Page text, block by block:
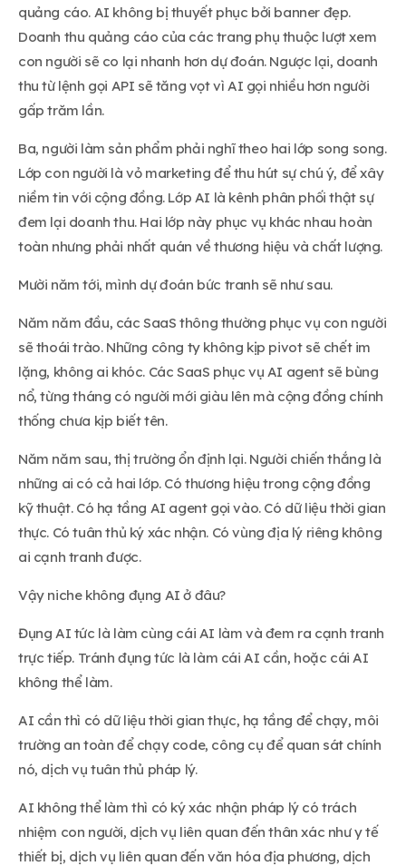
quảng cáo. AI không bị thuyết phục bởi banner đẹp.
Doanh thu quảng cáo của các trang phụ thuộc lượt xem
con người sẽ co lại nhanh hơn dự đoán. Ngược lại, doanh
thu từ lệnh gọi API sẽ tăng vọt vì AI gọi nhiều hơn người
gấp trăm lần.
Ba, người làm sản phẩm phải nghĩ theo hai lớp song song.
Lớp con người là vỏ marketing để thu hút sự chú ý, để xây
niềm tin với cộng đồng. Lớp AI là kênh phân phối thật sự
đem lại doanh thu. Hai lớp này phục vụ khác nhau hoàn
toàn nhưng phải nhất quán về thương hiệu và chất lượng.
Mười năm tới, mình dự đoán bức tranh sẽ như sau.
Năm năm đầu, các SaaS thông thường phục vụ con người
sẽ thoái trào. Những công ty không kịp pivot sẽ chết im
lặng, không ai khóc. Các SaaS phục vụ AI agent sẽ bùng
nổ, từng tháng có người mới giàu lên mà cộng đồng chính
thống chưa kịp biết tên.
Năm năm sau, thị trường ổn định lại. Người chiến thắng là
những ai có cả hai lớp. Có thương hiệu trong cộng đồng
kỹ thuật. Có hạ tầng AI agent gọi vào. Có dữ liệu thời gian
thực. Có tuân thủ ký xác nhận. Có vùng địa lý riêng không
ai cạnh tranh được.
Vậy niche không đụng AI ở đâu?
Đụng AI tức là làm cùng cái AI làm và đem ra cạnh tranh
trực tiếp. Tránh đụng tức là làm cái AI cần, hoặc cái AI
không thể làm.
AI cần thì có dữ liệu thời gian thực, hạ tầng để chạy, môi
trường an toàn để chạy code, công cụ để quan sát chính
nó, dịch vụ tuân thủ pháp lý.
AI không thể làm thì có ký xác nhận pháp lý có trách
nhiệm con người, dịch vụ liên quan đến thân xác như y tế
thiết bị, dịch vụ liên quan đến văn hóa địa phương, dịch